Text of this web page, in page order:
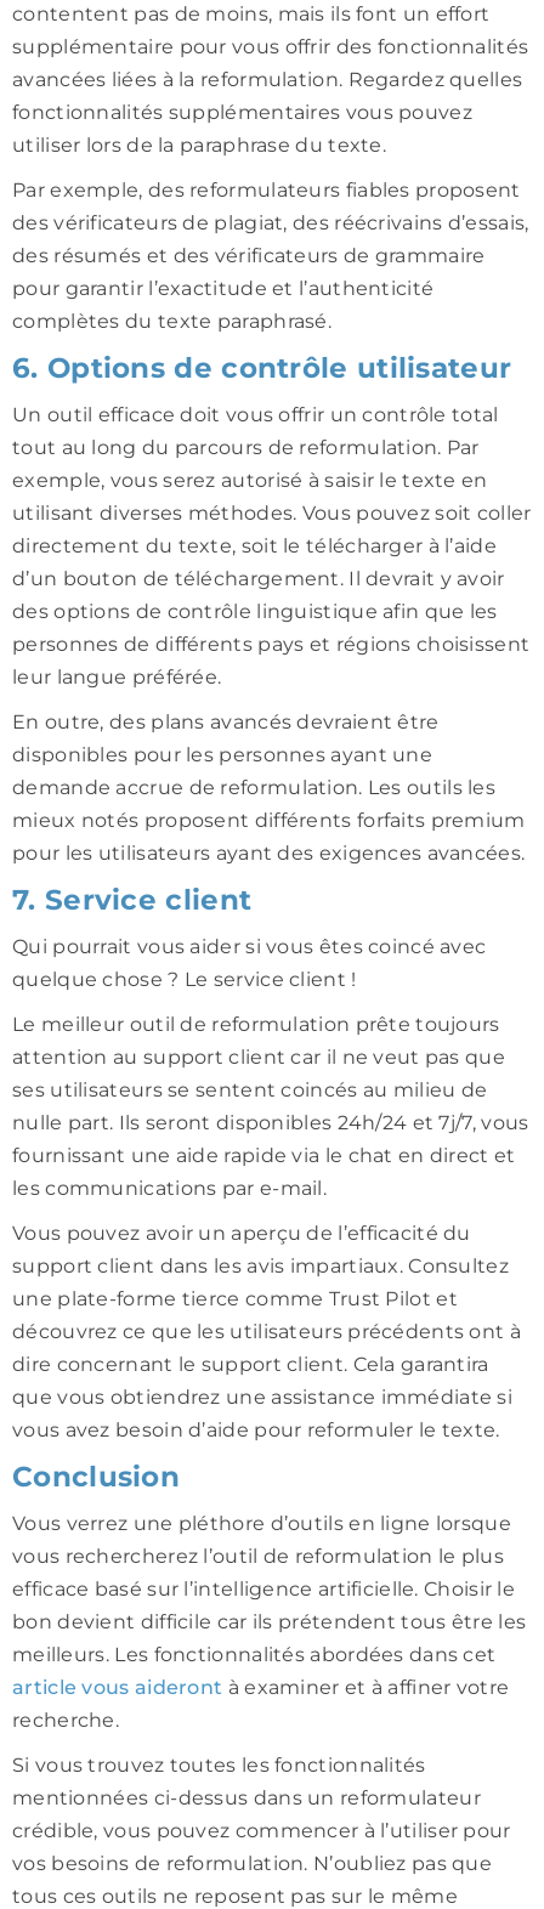
contentent pas de moins, mais ils font un effort
supplémentaire pour vous offrir des fonctionnalités
avancées liées à la reformulation. Regardez quelles
fonctionnalités supplémentaires vous pouvez
utiliser lors de la paraphrase du texte.
Par exemple, des reformulateurs fiables proposent
des vérificateurs de plagiat, des réécrivains d’essais,
des résumés et des vérificateurs de grammaire
pour garantir l’exactitude et l’authenticité
complètes du texte paraphrasé.
6. Options de contrôle utilisateur
Un outil efficace doit vous offrir un contrôle total
tout au long du parcours de reformulation. Par
exemple, vous serez autorisé à saisir le texte en
utilisant diverses méthodes. Vous pouvez soit coller
directement du texte, soit le télécharger à l’aide
d’un bouton de téléchargement. Il devrait y avoir
des options de contrôle linguistique afin que les
personnes de différents pays et régions choisissent
leur langue préférée.
En outre, des plans avancés devraient être
disponibles pour les personnes ayant une
demande accrue de reformulation. Les outils les
mieux notés proposent différents forfaits premium
pour les utilisateurs ayant des exigences avancées.
7. Service client
Qui pourrait vous aider si vous êtes coincé avec
quelque chose ? Le service client !
Le meilleur outil de reformulation prête toujours
attention au support client car il ne veut pas que
ses utilisateurs se sentent coincés au milieu de
nulle part. Ils seront disponibles 24h/24 et 7j/7, vous
fournissant une aide rapide via le chat en direct et
les communications par e-mail.
Vous pouvez avoir un aperçu de l’efficacité du
support client dans les avis impartiaux. Consultez
une plate-forme tierce comme Trust Pilot et
découvrez ce que les utilisateurs précédents ont à
dire concernant le support client. Cela garantira
que vous obtiendrez une assistance immédiate si
vous avez besoin d’aide pour reformuler le texte.
Conclusion
Vous verrez une pléthore d’outils en ligne lorsque
vous rechercherez l’outil de reformulation le plus
efficace basé sur l’intelligence artificielle. Choisir le
bon devient difficile car ils prétendent tous être les
meilleurs. Les fonctionnalités abordées dans cet
article vous aideront à examiner et à affiner votre
recherche.
Si vous trouvez toutes les fonctionnalités
mentionnées ci-dessus dans un reformulateur
crédible, vous pouvez commencer à l’utiliser pour
vos besoins de reformulation. N’oubliez pas que
tous ces outils ne reposent pas sur le même